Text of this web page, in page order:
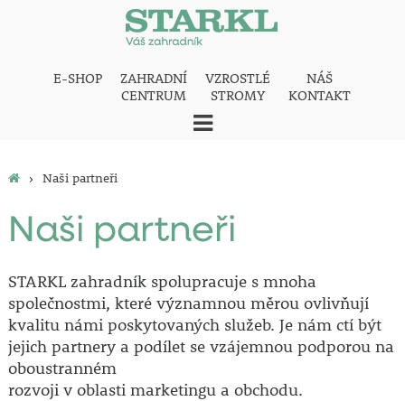
E-SHOP
ZAHRADNÍ
CENTRUM
VZROSTLÉ
STROMY
NÁŠ
KONTAKT
› Naši partneři
Naši partneři
STARKL zahradník spolupracuje s mnoha
společnostmi, které významnou měrou ovlivňují
kvalitu námi poskytovaných služeb. Je nám ctí být
jejich partnery a podílet se vzájemnou podporou na
oboustranném
rozvoji v oblasti marketingu a obchodu.